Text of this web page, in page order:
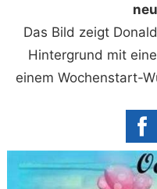
Das Bild zeigt
Hintergrund mit
einem Wochenstart-